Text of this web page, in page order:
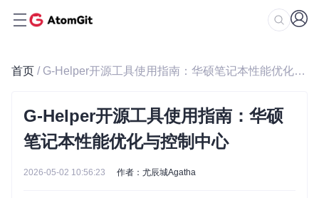
首页 / G-Helper开源工具使用指南：华硕笔记本性能优化与控制中心
G-Helper开源工具使用指南：华硕
笔记本性能优化与控制中心
2026-05-02 10:56:23 作者：尤辰城Agatha